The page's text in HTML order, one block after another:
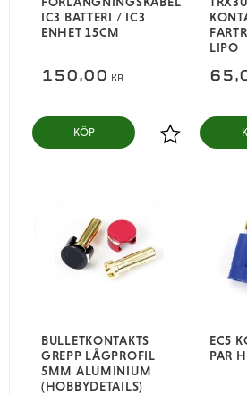
IC3 BATTERI / IC3
ENHET 15CM
150,00 KR
Lägg till i
KÖP
LIPO
BULLETKONTAKTS
GREPP LÅGPROFIL
5MM ALUMINIUM
(HOBBYDETAILS)
EC5
PAR